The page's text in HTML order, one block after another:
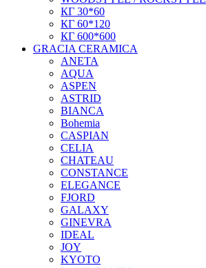
КГ 30*60
КГ 60*120
КГ 600*600
GRACIA CERAMICA
ANETA
AQUA
ASPEN
ASTRID
BIANCA
Bohemia
CASPIAN
CELIA
CHATEAU
CONSTANCE
ELEGANCE
FJORD
GALAXY
GINEVRA
IDEAL
JOY
KYOTO